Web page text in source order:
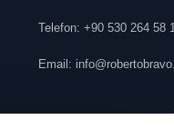
Telefon: +90 530 264 58
Email :